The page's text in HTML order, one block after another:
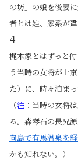
の坊」の娘を後妻
者とは姓、家系が違
4
梶木家とはずっと
う当時の女将が上
た）に、時々泊まっ
（注 ：当時の女将
る。森琴石の長兄
向島で有馬温泉を
かも知れない。）